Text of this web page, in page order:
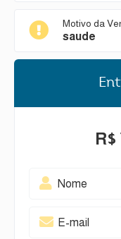
Motivo da
saude
R$